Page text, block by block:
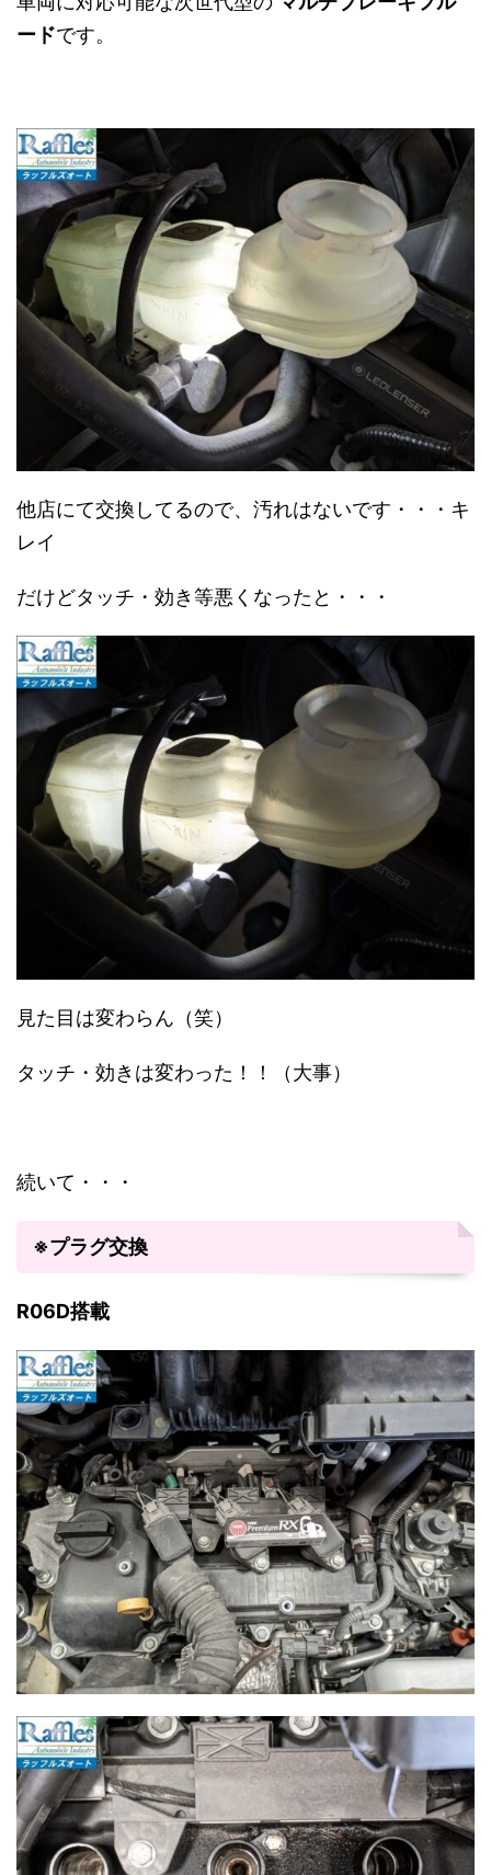
ードです。
他店にて交換してるので、汚れはないです・・・キ
レイ
だけどタッチ・効き等悪くなったと・・・
見た目は変わらん（笑）
タッチ・効きは変わった！！（大事）
続いて・・・
※プラグ交換
R06D搭載